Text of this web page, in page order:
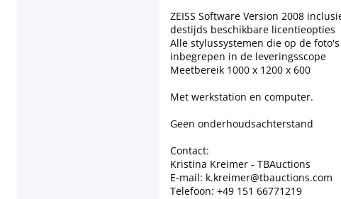
ZEISS Software Version 2008
destijds beschikbare licentieopties
Alle stylussystemen die op de
inbegrepen in de leveringsscope
Meetbereik 1000 x 1200 x 600
Met werkstation en computer.
Geen onderhoudsachterstand
Contact:
Kristina Kreimer - TBAuctions
E-mail: k.kreimer@tbauctions.com
Telefoon: +49 151 66771219